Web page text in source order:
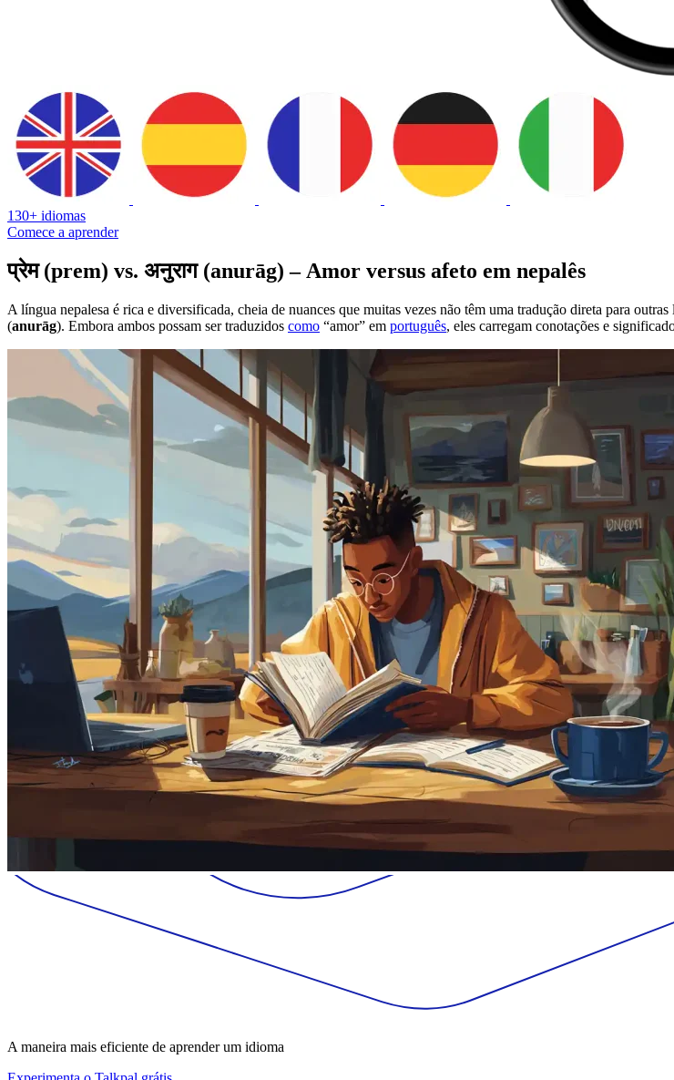
130+ idiomas
Comece a aprender
प्रेम (prem) vs. अनुराग (anurāg) – Amor versus afeto em nepalês
A língua nepalesa é rica e diversificada, cheia de nuances que muitas vezes não têm uma tradução direta para
(anurāg). Embora ambos possam ser traduzidos como “amor” em português, eles carregam conotações e
A maneira mais eficiente de aprender um idioma